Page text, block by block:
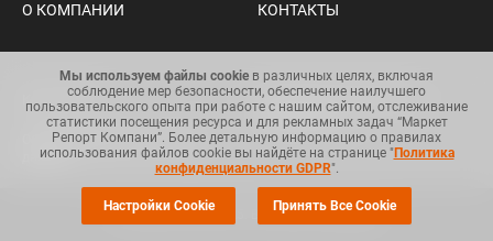
О КОМПАНИИ КОНТАКТЫ
Карта сайта
Условия использования
информации
Общий регламент по защите
данных
© Copyright 2008-2025. Все права защищены.
Мы используем файлы cookie в различных целях, включая
соблюдение мер безопасности, обеспечение наилучшего
пользовательского опыта при работе с нашим сайтом, отслеживание
статистики посещения ресурса и для рекламных задач “Маркет
Репорт Компани”. Более детальную информацию о правилах
использования файлов cookie вы найдёте на странице " Политика
конфиденциальности GDPR".
Настройки Cookie Принять Все Cookie